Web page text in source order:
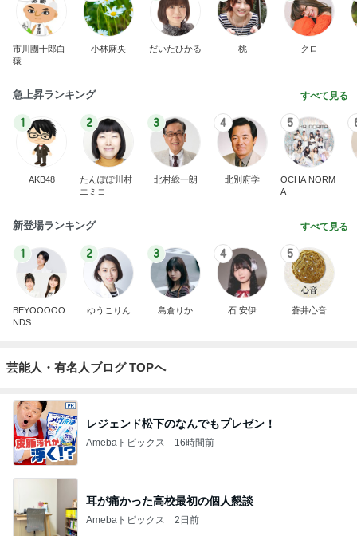
市川團十郎白
猿
小林麻央 だいたひかる 桃 クロ
急上昇ランキング すべて見る
1
AKB48
2
たんぽぽ川村
エミコ
3
北村総一朗
4
北別府学
5
OCHA NORM
A
新登場ランキング すべて見る
1
BEYOOOOO
NDS
2
ゆうこりん
3
島倉りか
4
石 安伊
5
蒼井心音
芸能人・有名人ブログ TOPへ
レジェンド松下のなんでもプレゼン！
Amebaトピックス 16時間前
耳が痛かった高校最初の個人懇談
Amebaトピックス 2日前